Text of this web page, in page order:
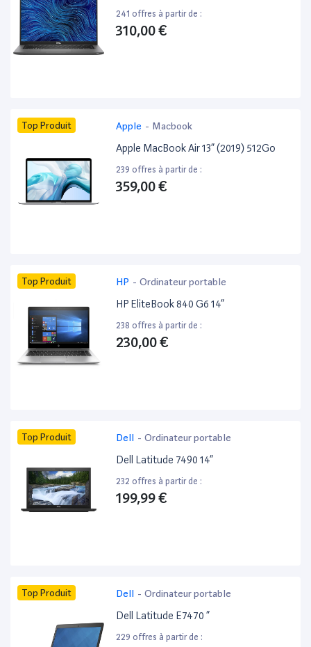
241 offres à partir de :
310,00 €
Top Produit Apple - Macbook
Apple MacBook Air 13” (2019) 512Go
239 offres à partir de :
359,00 €
Top Produit HP - Ordinateur portable
HP EliteBook 840 G6 14”
238 offres à partir de :
230,00 €
Top Produit Dell - Ordinateur portable
Dell Latitude 7490 14”
232 offres à partir de :
199,99 €
Top Produit Dell - Ordinateur portable
Dell Latitude E7470 ”
229 offres à partir de :